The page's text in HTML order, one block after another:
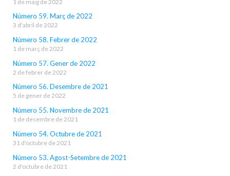
1 de maig de 2022
Número 59. Març de 2022
3 d'abril de 2022
Número 58. Febrer de 2022
1 de març de 2022
Número 57. Gener de 2022
2 de febrer de 2022
Número 56. Desembre de 2021
5 de gener de 2022
Número 55. Novembre de 2021
1 de desembre de 2021
Número 54. Octubre de 2021
31 d'octubre de 2021
Número 53. Agost-Setembre de 2021
2 d'octubre de 2021